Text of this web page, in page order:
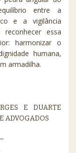
entre a
e a vigilância
essa
harmonizar o
humana,
armadilha.
E DUARTE
ADVOGADOS